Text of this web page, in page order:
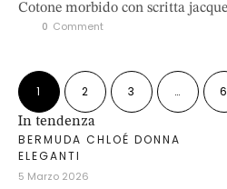
Cotone morbido con scritta
0 Comment
1 2 3 … 6
In tendenza
BERMUDA CHLOÉ DONNA
ELEGANTI
5 Marzo 2026